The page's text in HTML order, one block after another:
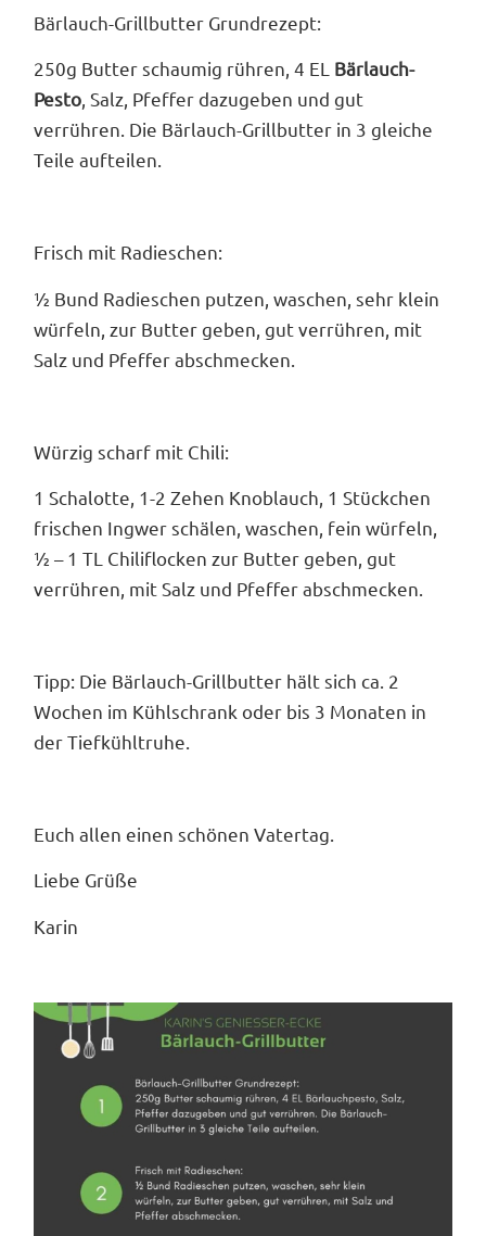
Bärlauch-Grillbutter Grundrezept:
250g Butter schaumig rühren, 4 EL Bärlauch-
Pesto, Salz, Pfeffer dazugeben und gut
verrühren. Die Bärlauch-Grillbutter in 3 gleiche
Teile aufteilen.
Frisch mit Radieschen:
½ Bund Radieschen putzen, waschen, sehr klein
würfeln, zur Butter geben, gut verrühren, mit
Salz und Pfeffer abschmecken.
Würzig scharf mit Chili:
1 Schalotte, 1-2 Zehen Knoblauch, 1 Stückchen
frischen Ingwer schälen, waschen, fein würfeln,
½ – 1 TL Chiliflocken zur Butter geben, gut
verrühren, mit Salz und Pfeffer abschmecken.
Tipp: Die Bärlauch-Grillbutter hält sich ca. 2
Wochen im Kühlschrank oder bis 3 Monaten in
der Tiefkühltruhe.
Euch allen einen schönen Vatertag.
Liebe Grüße
Karin